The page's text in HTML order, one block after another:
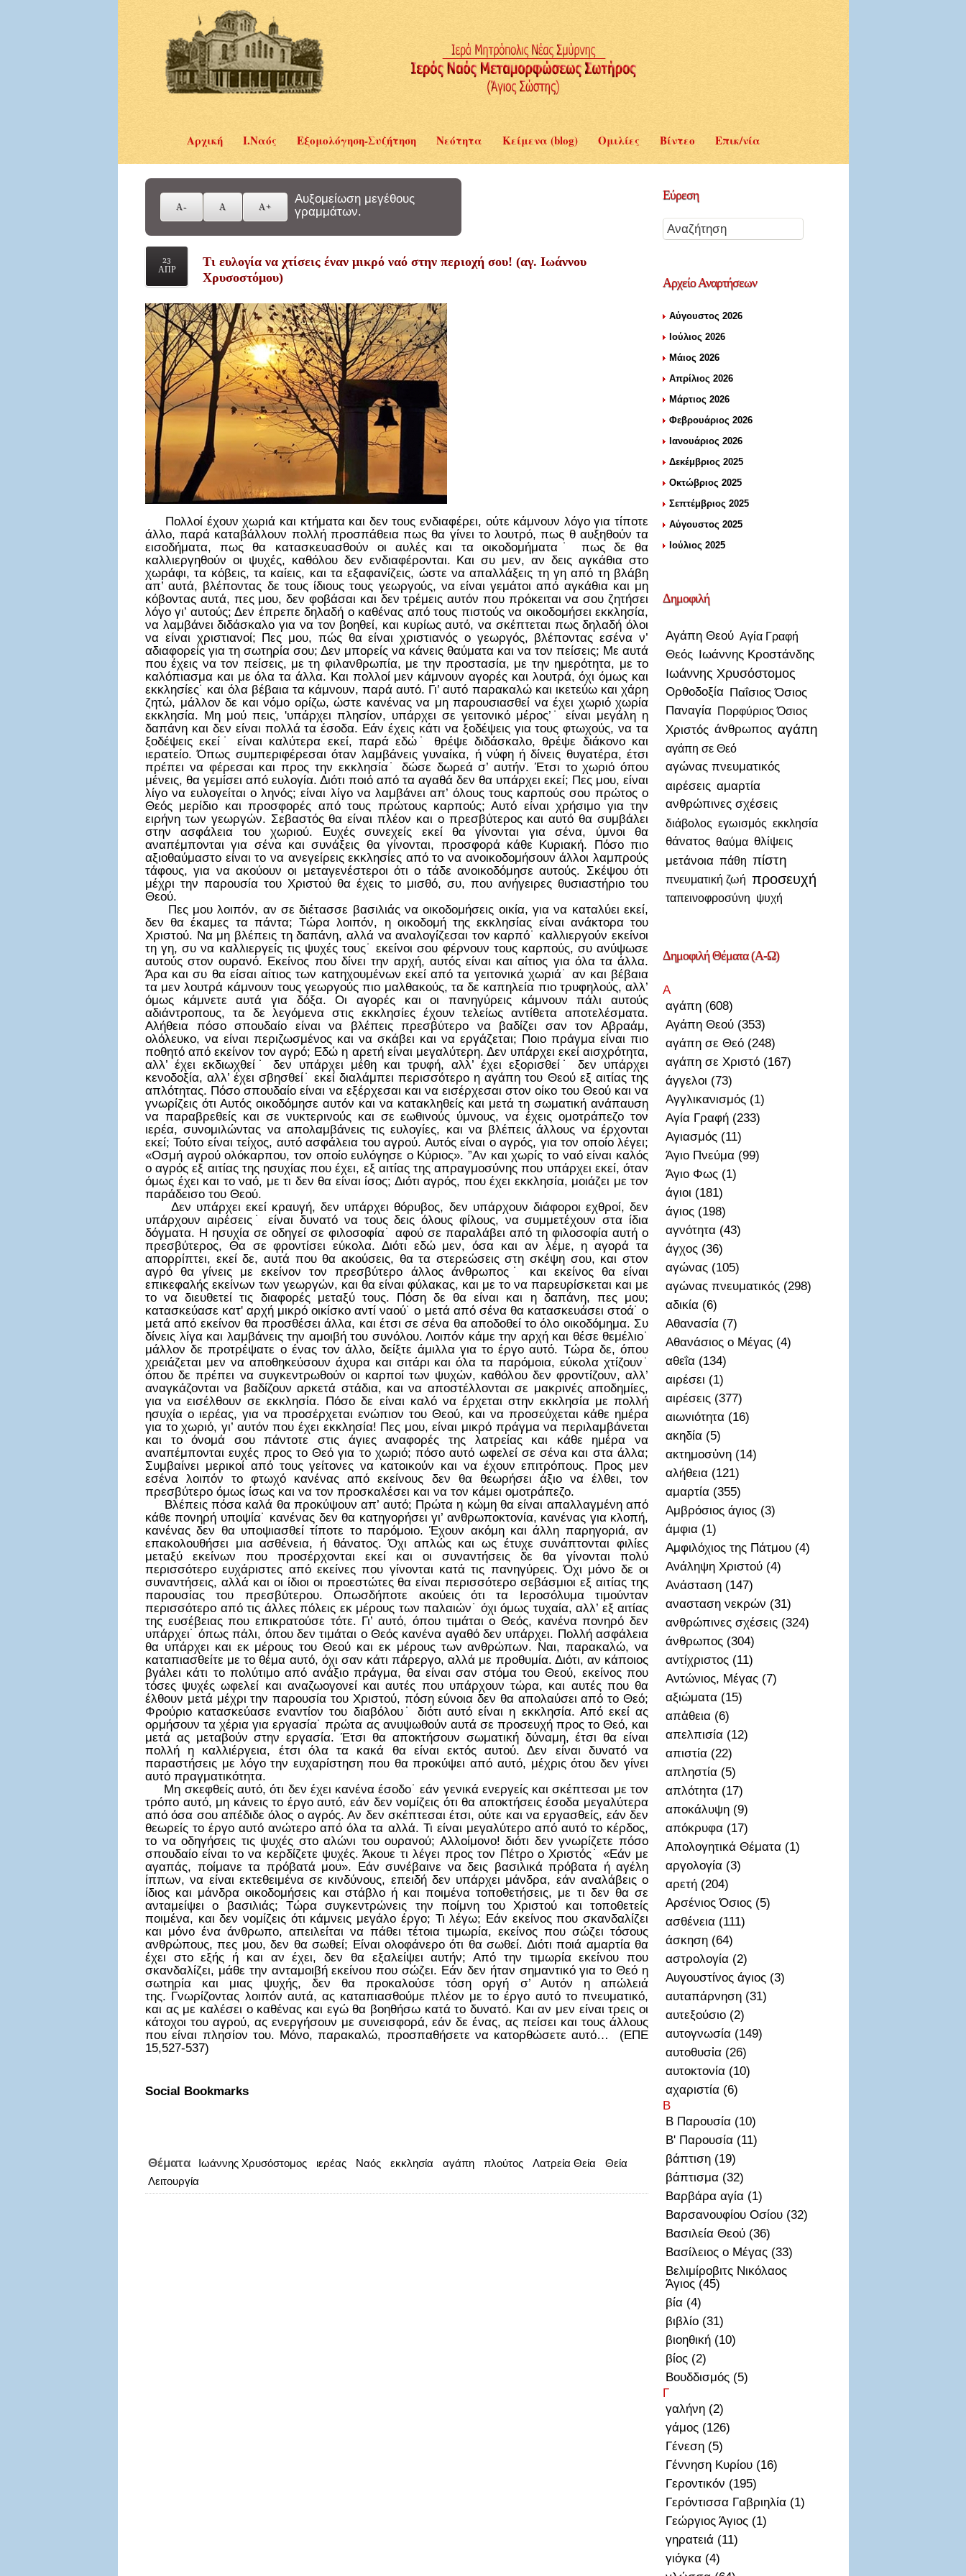
Αρχική Ι.Ναός Εξομολόγηση-Συζήτηση Νεότητα Κείμενα (blog) Ομιλίες Βίντεο Επικ/νία
Αυξομείωση μεγέθους
γραμμάτων.
23
ΑΠΡ
Τι ευλογία να χτίσεις έναν μικρό ναό στην περιοχή σου! (αγ. Ιωάννου
Χρυσοστόμου)
Πολλοί έχουν χωριά και κτήματα και δεν τους ενδιαφέρει, ούτε κάμνουν λόγο για τίποτε
άλλο, παρά καταβάλλουν πολλή προσπάθεια πως θα γίνει το λουτρό, πως θ αυξηθούν τα
εισοδήματα, πως θα κατασκευασθούν οι αυλές και τα οικοδομήματα˙ πως δε θα
καλλιεργηθούν οι ψυχές, καθόλου δεν ενδιαφέρονται. Και συ μεν, αν δεις αγκάθια στο
χωράφι, τα κόβεις, τα καίεις, και τα εξαφανίζεις, ώστε να απαλλάξεις τη γη από τη βλάβη
απ’ αυτά, βλέποντας δε τους ίδιους τους γεωργούς, να είναι γεμάτοι από αγκάθια και μη
κόβοντας αυτά, πες μου, δεν φοβάσαι και δεν τρέμεις αυτόν που πρόκειται να σου ζητήσει
λόγο γι’ αυτούς; Δεν έπρεπε δηλαδή ο καθένας από τους πιστούς να οικοδομήσει εκκλησία,
να λαμβάνει διδάσκαλο για να τον βοηθεί, και κυρίως αυτό, να σκέπτεται πως δηλαδή όλοι
να είναι χριστιανοί; Πες μου, πώς θα είναι χριστιανός ο γεωργός, βλέποντας εσένα ν’
αδιαφορείς για τη σωτηρία σου; Δεν μπορείς να κάνεις θαύματα και να τον πείσεις; Με αυτά
που έχεις να τον πείσεις, με τη φιλανθρωπία, με την προστασία, με την ημερότητα, με το
καλόπιασμα και με όλα τα άλλα. Και πολλοί μεν κάμνουν αγορές και λουτρά, όχι όμως και
εκκλησίες˙ και όλα βέβαια τα κάμνουν, παρά αυτό. Γι’ αυτό παρακαλώ και ικετεύω και χάρη
ζητώ, μάλλον δε και νόμο ορίζω, ώστε κανένας να μη παρουσιασθεί να έχει χωριό χωρία
εκκλησία. Μη μού πεις, 'υπάρχει πλησίον, υπάρχει σε γειτονικό μέρος’˙ είναι μεγάλη η
δαπάνη και δεν είναι πολλά τα έσοδα. Εάν έχεις κάτι να ξοδέψεις για τους φτωχούς, να τα
ξοδέψεις εκεί˙ είναι καλύτερα εκεί, παρά εδώ˙ θρέψε διδάσκαλο, θρέψε διάκονο και
ιερατείο. Όπως συμπεριφέρεσαι όταν λαμβάνεις γυναίκα, ή νύφη ή δίνεις θυγατέρα, έτσι
πρέπει να φέρεσαι και προς την εκκλησία˙ δώσε δωρεά σ’ αυτήν. Έτσι το χωριό όπου
μένεις, θα γεμίσει από ευλογία. Διότι ποιό από τα αγαθά δεν θα υπάρχει εκεί; Πες μου, είναι
λίγο να ευλογείται ο ληνός; είναι λίγο να λαμβάνει απ’ όλους τους καρπούς σου πρώτος ο
Θεός μερίδιο και προσφορές από τους πρώτους καρπούς; Αυτό είναι χρήσιμο για την
ειρήνη των γεωργών. Σεβαστός θα είναι πλέον και ο πρεσβύτερος και αυτό θα συμβάλει
στην ασφάλεια του χωριού. Ευχές συνεχείς εκεί θα γίνονται για σένα, ύμνοι θα
αναπέμπονται για σένα και συνάξεις θα γίνονται, προσφορά κάθε Κυριακή. Πόσο πιο
αξιοθαύμαστο είναι το να ανεγείρεις εκκλησίες από το να ανοικοδομήσουν άλλοι λαμπρούς
τάφους, για να ακούουν οι μεταγενέστεροι ότι ο τάδε ανοικοδόμησε αυτούς. Σκέψου ότι
μέχρι την παρουσία του Χριστού θα έχεις το μισθό, συ, που ανήγειρες θυσιαστήριο του
Θεού.
Πες μου λοιπόν, αν σε διέτασσε βασιλιάς να οικοδομήσεις οικία, για να καταλύει εκεί,
δεν θα έκαμες τα πάντα; Τώρα λοιπόν, η οικοδομή της εκκλησίας είναι ανάκτορα του
Χριστού. Να μη βλέπεις τη δαπάνη, αλλά να αναλογίζεσαι τον καρπό˙ καλλιεργούν εκείνοι
τη γη, συ να καλλιεργείς τις ψυχές τους˙ εκείνοι σου φέρνουν τους καρπούς, συ ανύψωσε
αυτούς στον ουρανό. Εκείνος που δίνει την αρχή, αυτός είναι και αίτιος για όλα τα άλλα.
Άρα και συ θα είσαι αίτιος των κατηχουμένων εκεί από τα γειτονικά χωριά˙ αν και βέβαια
τα μεν λουτρά κάμνουν τους γεωργούς πιο μαλθακούς, τα δε καπηλεία πιο τρυφηλούς, αλλ’
όμως κάμνετε αυτά για δόξα. Οι αγορές και οι πανηγύρεις κάμνουν πάλι αυτούς
αδιάντροπους, τα δε λεγόμενα στις εκκλησίες έχουν τελείως αντίθετα αποτελέσματα.
Αλήθεια πόσο σπουδαίο είναι να βλέπεις πρεσβύτερο να βαδίζει σαν τον Αβραάμ,
ολόλευκο, να είναι περιζωσμένος και να σκάβει και να εργάζεται; Ποιο πράγμα είναι πιο
ποθητό από εκείνον τον αγρό; Εδώ η αρετή είναι μεγαλύτερη. Δεν υπάρχει εκεί αισχρότητα,
αλλ’ έχει εκδιωχθεί˙ δεν υπάρχει μέθη και τρυφή, αλλ’ έχει εξορισθεί˙ δεν υπάρχει
κενοδοξία, αλλ’ έχει σβησθεί˙ εκεί διαλάμπει περισσότερο η αγάπη του Θεού εξ αιτίας της
απλότητας. Πόσο σπουδαίο είναι να εξέρχεσαι και να εισέρχεσαι στον οίκο του Θεού και να
γνωρίζεις ότι Αυτός οικοδόμησε αυτόν και να κατακληθείς και μετά τη σωματική ανάπαυση
να παραβρεθείς και σε νυκτερινούς και σε εωθινούς ύμνους, να έχεις ομοτράπεζο τον
ιερέα, συνομιλώντας να απολαμβάνεις τις ευλογίες, και να βλέπεις άλλους να έρχονται
εκεί; Τούτο είναι τείχος, αυτό ασφάλεια του αγρού. Αυτός είναι ο αγρός, για τον οποίο λέγει;
«Οσμή αγρού ολόκαρπου, τον οποίο ευλόγησε ο Κύριος». ”Αν και χωρίς το ναό είναι καλός
ο αγρός εξ αιτίας της ησυχίας που έχει, εξ αιτίας της απραγμοσύνης που υπάρχει εκεί, όταν
όμως έχει και το ναό, με τι δεν θα είναι ίσος; Διότι αγρός, που έχει εκκλησία, μοιάζει με τον
παράδεισο του Θεού.
Δεν υπάρχει εκεί κραυγή, δεν υπάρχει θόρυβος, δεν υπάρχουν διάφοροι εχθροί, δεν
υπάρχουν αιρέσεις˙ είναι δυνατό να τους δεις όλους φίλους, να συμμετέχουν στα ίδια
δόγματα. Η ησυχία σε οδηγεί σε φιλοσοφία˙ αφού σε παραλάβει από τη φιλοσοφία αυτή ο
πρεσβύτερος, Θα σε φροντίσει εύκολα. Διότι εδώ μεν, όσα και αν λέμε, η αγορά τα
απορρίπτει, εκεί δε, αυτά που θα ακούσεις, θα τα στερεώσεις στη σκέψη σου, και στον
αγρό θα γίνεις με εκείνον τον πρεσβύτερο άλλος άνθρωπος˙ και εκείνος θα είναι
επικεφαλής εκείνων των γεωργών, και θα είναι φύλακας, και με το να παρευρίσκεται και με
το να διευθετεί τις διαφορές μεταξύ τους. Πόση δε θα είναι και η δαπάνη, πες μου;
κατασκεύασε κατ' αρχή μικρό οικίσκο αντί ναού˙ ο μετά από σένα θα κατασκευάσει στοά˙ ο
μετά από εκείνον θα προσθέσει άλλα, και έτσι σε σένα θα αποδοθεί το όλο οικοδόμημα. Συ
δίνεις λίγα και λαμβάνεις την αμοιβή του συνόλου. Λοιπόν κάμε την αρχή και θέσε θεμέλιο˙
μάλλον δε προτρέψατε ο ένας τον άλλο, δείξτε άμιλλα για το έργο αυτό. Τώρα δε, όπου
χρειάζεται μεν να αποθηκεύσουν άχυρα και σιτάρι και όλα τα παρόμοια, εύκολα χτίζουν˙
όπου δε πρέπει να συγκεντρωθούν οι καρποί των ψυχών, καθόλου δεν φροντίζουν, αλλ’
αναγκάζονται να βαδίζουν αρκετά στάδια, και να αποστέλλονται σε μακρινές αποδημίες,
για να εισέλθουν σε εκκλησία. Πόσο δε είναι καλό να έρχεται στην εκκλησία με πολλή
ησυχία ο ιερέας, για να προσέρχεται ενώπιον του Θεού, και να προσεύχεται κάθε ημέρα
για το χωριό, γι’ αυτόν που έχει εκκλησία! Πες μου, είναι μικρό πράγμα να περιλαμβάνεται
και το όνομά σου πάντοτε στις άγιες αναφορές της λατρείας και κάθε ημέρα να
αναπέμπονται ευχές προς το Θεό για το χωριό; πόσο αυτό ωφελεί σε σένα και στα άλλα;
Συμβαίνει μερικοί από τους γείτονες να κατοικούν και να έχουν επιτρόπους. Προς μεν
εσένα λοιπόν το φτωχό κανένας από εκείνους δεν θα θεωρήσει άξιο να έλθει, τον
πρεσβύτερο όμως ίσως και να τον προσκαλέσει και να τον κάμει ομοτράπεζο.
Βλέπεις πόσα καλά θα προκύψουν απ’ αυτό; Πρώτα η κώμη θα είναι απαλλαγμένη από
κάθε πονηρή υποψία˙ κανένας δεν θα κατηγορήσει γι’ ανθρωποκτονία, κανένας για κλοπή,
κανένας δεν θα υποψιασθεί τίποτε το παρόμοιο. Έχουν ακόμη και άλλη παρηγοριά, αν
επακολουθήσει μια ασθένεια, ή θάνατος. Όχι απλώς και ως έτυχε συνάπτονται φιλίες
μεταξύ εκείνων που προσέρχονται εκεί και οι συναντήσεις δε θα γίνονται πολύ
περισσότερο ευχάριστες από εκείνες που γίνονται κατά τις πανηγύρεις. Όχι μόνο δε οι
συναντήσεις, αλλά και οι ίδιοι οι προεστώτες θα είναι περισσότερο σεβάσμιοι εξ αιτίας της
παρουσίας του πρεσβύτερου. Οπωσδήποτε ακούεις ότι τα Ιεροσόλυμα τιμούνταν
περισσότερο από τις άλλες πόλεις εκ μέρους των παλαιών˙ όχι όμως τυχαία, αλλ’ εξ αιτίας
της ευσέβειας που επικρατούσε τότε. Γι’ αυτό, όπου τιμάται ο Θεός, κανένα πονηρό δεν
υπάρχει˙ όπως πάλι, όπου δεν τιμάται ο Θεός κανένα αγαθό δεν υπάρχει. Πολλή ασφάλεια
θα υπάρχει και εκ μέρους του Θεού και εκ μέρους των ανθρώπων. Ναι, παρακαλώ, να
καταπιασθείτε με το θέμα αυτό, όχι σαν κάτι πάρεργο, αλλά με προθυμία. Διότι, αν κάποιος
βγάλει κάτι το πολύτιμο από ανάξιο πράγμα, θα είναι σαν στόμα του Θεού, εκείνος που
τόσες ψυχές ωφελεί και αναζωογονεί και αυτές που υπάρχουν τώρα, και αυτές που θα
έλθουν μετά μέχρι την παρουσία του Χριστού, πόση εύνοια δεν θα απολαύσει από το Θεό;
Φρούριο κατασκεύασε εναντίον του διαβόλου˙ διότι αυτό είναι η εκκλησία. Από εκεί ας
ορμήσουν τα χέρια για εργασία˙ πρώτα ας ανυψωθούν αυτά σε προσευχή προς το Θεό, και
μετά ας μεταβούν στην εργασία. Έτσι θα αποκτήσουν σωματική δύναμη, έτσι θα είναι
πολλή η καλλιέργεια, έτσι όλα τα κακά θα είναι εκτός αυτού. Δεν είναι δυνατό να
παραστήσεις με λόγο την ευχαρίστηση που θα προκύψει από αυτό, μέχρις ότου δεν γίνει
αυτό πραγματικότητα.
Μη σκεφθείς αυτό, ότι δεν έχει κανένα έσοδο˙ εάν γενικά ενεργείς και σκέπτεσαι με τον
τρόπο αυτό, μη κάνεις το έργο αυτό, εάν δεν νομίζεις ότι θα αποκτήσεις έσοδα μεγαλύτερα
από όσα σου απέδιδε όλος ο αγρός. Αν δεν σκέπτεσαι έτσι, ούτε και να εργασθείς, εάν δεν
θεωρείς το έργο αυτό ανώτερο από όλα τα αλλά. Τι είναι μεγαλύτερο από αυτό το κέρδος,
το να οδηγήσεις τις ψυχές στο αλώνι του ουρανού; Αλλοίμονο! διότι δεν γνωρίζετε πόσο
σπουδαίο είναι το να κερδίζετε ψυχές. Άκουε τι λέγει προς τον Πέτρο ο Χριστός˙ «Εάν με
αγαπάς, ποίμανε τα πρόβατά μου». Εάν συνέβαινε να δεις βασιλικά πρόβατα ή αγέλη
ίππων, να είναι εκτεθειμένα σε κινδύνους, επειδή δεν υπάρχει μάνδρα, εάν αναλάβεις ο
ίδιος και μάνδρα οικοδομήσεις και στάβλο ή και ποιμένα τοποθετήσεις, με τι δεν θα σε
ανταμείψει ο βασιλιάς; Τώρα συγκεντρώνεις την ποίμνη του Χριστού και τοποθετείς
ποιμένα, και δεν νομίζεις ότι κάμνεις μεγάλο έργο; Τι λέγω; Εάν εκείνος που σκανδαλίζει
και μόνο ένα άνθρωπο, απειλείται να πάθει τέτοια τιμωρία, εκείνος που σώζει τόσους
ανθρώπους, πες μου, δεν θα σωθεί; Είναι ολοφάνερο ότι θα σωθεί. Διότι ποιά αμαρτία θα
έχει στο εξής ή και αν έχει, δεν θα εξαλείψει αυτήν; Από την τιμωρία εκείνου που
σκανδαλίζει, μάθε την ανταμοιβή εκείνου που σώζει. Εάν δεν ήταν σημαντικό για το Θεό η
σωτηρία και μιας ψυχής, δεν θα προκαλούσε τόση οργή σ’ Αυτόν η απώλειά
της. Γνωρίζοντας λοιπόν αυτά, ας καταπιασθούμε πλέον με το έργο αυτό το πνευματικό,
και ας με καλέσει ο καθένας και εγώ θα βοηθήσω κατά το δυνατό. Και αν μεν είναι τρεις οι
κάτοχοι του αγρού, ας ενεργήσουν με συνεισφορά, εάν δε ένας, ας πείσει και τους άλλους
που είναι πλησίον του. Μόνο, παρακαλώ, προσπαθήσετε να κατορθώσετε αυτό… (ΕΠΕ
15,527-537)
Social Bookmarks
Θέματα Ιωάννης Χρυσόστομος ιερέας Ναός εκκλησία αγάπη πλούτος Λατρεία Θεία
Θεία
Λειτουργία
Εύρεση
ΑρχείοΑναρτήσεων
Αύγουστος 2026
Ιούλιος 2026
Μάιος 2026
Απρίλιος 2026
Μάρτιος 2026
Φεβρουάριος 2026
Ιανουάριος 2026
Δεκέμβριος 2025
Οκτώβριος 2025
Σεπτέμβριος 2025
Αύγουστος 2025
Ιούλιος 2025
Δημοφιλή
Αγάπη Θεού Αγία Γραφή
Θεός Ιωάννης Κροστάνδης
Ιωάννης Χρυσόστομος
Ορθοδοξία Παΐσιος Όσιος
Παναγία Πορφύριος Όσιος
Χριστός άνθρωπος αγάπη
αγάπη σε Θεό
αγώνας πνευματικός
αιρέσεις αμαρτία
ανθρώπινες σχέσεις
διάβολος εγωισμός εκκλησία
θάνατος θαύμα θλίψεις
μετάνοια πάθη πίστη
πνευματική ζωή προσευχή
ταπεινοφροσύνη ψυχή
ΔημοφιλήΘέματα (Α-Ω)
Α
αγάπη (608)
Αγάπη Θεού (353)
αγάπη σε Θεό (248)
αγάπη σε Χριστό (167)
άγγελοι (73)
Αγγλικανισμός (1)
Αγία Γραφή (233)
Αγιασμός (11)
Άγιο Πνεύμα (99)
Άγιο Φως (1)
άγιοι (181)
άγιος (198)
αγνότητα (43)
άγχος (36)
αγώνας (105)
αγώνας πνευματικός (298)
αδικία (6)
Αθανασία (7)
Αθανάσιος ο Μέγας (4)
αθεΐα (134)
αιρέσει (1)
αιρέσεις (377)
αιωνιότητα (16)
ακηδία (5)
ακτημοσὐνη (14)
αλήθεια (121)
αμαρτία (355)
Αμβρόσιος άγιος (3)
άμφια (1)
Αμφιλόχιος της Πάτμου (4)
Ανάληψη Χριστού (4)
Ανάσταση (147)
ανασταση νεκρών (31)
ανθρώπινες σχέσεις (324)
άνθρωπος (304)
αντίχριστος (11)
Αντώνιος, Μέγας (7)
αξιώματα (15)
απἀθεια (6)
απελπισία (12)
απιστία (22)
απληστία (5)
απλότητα (17)
αποκάλυψη (9)
απόκρυφα (17)
Απολογητικά Θέματα (1)
αργολογία (3)
αρετή (204)
Αρσένιος Όσιος (5)
ασθένεια (111)
άσκηση (64)
αστρολογία (2)
Αυγουστίνος άγιος (3)
αυταπάρνηση (31)
αυτεξούσιο (2)
αυτογνωσία (149)
αυτοθυσἰα (26)
αυτοκτονία (10)
αχαριστία (6)
Β
Β Παρουσία (10)
Β' Παρουσία (11)
βάπτιση (19)
βάπτισμα (32)
Βαρβάρα αγία (1)
Βαρσανουφίου Οσίου (32)
Βασιλεία Θεού (36)
Βασίλειος ο Μέγας (33)
Βελιμίροβιτς Νικόλαος
Άγιος (45)
βία (4)
βιβλίο (31)
βιοηθική (10)
βίος (2)
Βουδδισμός (5)
Γ
γαλήνη (2)
γάμος (126)
Γένεση (5)
Γέννηση Κυρίου (16)
Γεροντικόν (195)
Γερόντισσα Γαβριηλία (1)
Γεώργιος Άγιος (1)
γηρατειά (11)
γιόγκα (4)